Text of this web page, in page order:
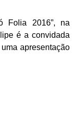
Folia 2016”, na
é a convidada
apresentação